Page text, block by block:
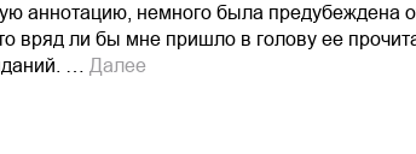
аннотацию, немного была предубеждена
вряд ли бы мне пришло в голову ее
…
Далее